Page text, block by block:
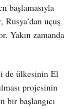
başlamasıyla
uçuş
Yakın zamanda
de ülkesinin El
projesinin
bir başlangıcı